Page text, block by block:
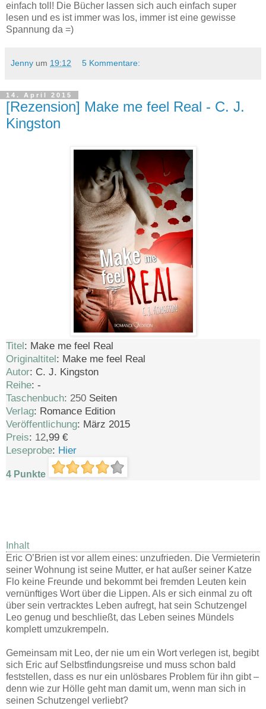
einfach toll! Die Bücher lassen sich auch einfach super
lesen und es ist immer was los, immer ist eine gewisse
Spannung da =)
Jenny um 19:12 5 Kommentare:
14. April 2015
[Rezension] Make me feel Real - C. J.
Kingston
Titel: Make me feel Real
Originaltitel: Make me feel Real
Autor: C. J. Kingston
Reihe: -
Taschenbuch: 250 Seiten
Verlag: Romance Edition
Veröffentlichung: März 2015
Preis: 12,99 €
Leseprobe: Hier
4 Punkte
Inhalt
Eric O’Brien ist vor allem eines: unzufrieden. Die Vermieterin
seiner Wohnung ist seine Mutter, er hat außer seiner Katze
Flo keine Freunde und bekommt bei fremden Leuten kein
vernünftiges Wort über die Lippen. Als er sich einmal zu oft
über sein vertracktes Leben aufregt, hat sein Schutzengel
Leo genug und beschließt, das Leben seines Mündels
komplett umzukrempeln.
Gemeinsam mit Leo, der nie um ein Wort verlegen ist, begibt
sich Eric auf Selbstfindungsreise und muss schon bald
feststellen, dass es nur ein unlösbares Problem für ihn gibt –
denn wie zur Hölle geht man damit um, wenn man sich in
seinen Schutzengel verliebt?